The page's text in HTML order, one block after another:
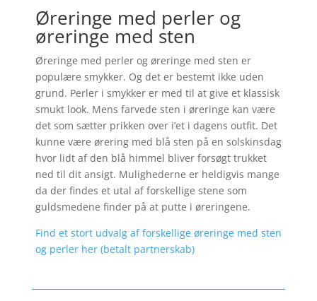
Øreringe med perler og
øreringe med sten
Øreringe med perler og øreringe med sten er
populære smykker. Og det er bestemt ikke uden
grund. Perler i smykker er med til at give et klassisk
smukt look. Mens farvede sten i øreringe kan være
det som sætter prikken over i’et i dagens outfit. Det
kunne være ørering med blå sten på en solskinsdag
hvor lidt af den blå himmel bliver forsøgt trukket
ned til dit ansigt. Mulighederne er heldigvis mange
da der findes et utal af forskellige stene som
guldsmedene finder på at putte i øreringene.
Find et stort udvalg af forskellige øreringe med sten
og perler her (betalt partnerskab)